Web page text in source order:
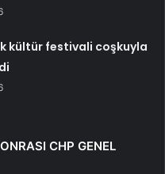
kültür festivali coşkuyla
CHP GENEL